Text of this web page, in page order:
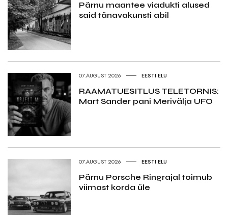
Pärnu maantee viadukti alused
said tänavakunsti abil
07.AUGUST 2026 EESTI ELU
RAAMATUESITLUS TELETORNIS:
Mart Sander pani Merivälja UFO
07.AUGUST 2026 EESTI ELU
Pärnu Porsche Ringrajal toimub
viimast korda üle